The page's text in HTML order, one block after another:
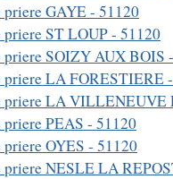
GAYE - 51120
ST LOUP - 51120
priere SOIZY AUX BOIS
priere LA FORESTIERE
priere LA
PEAS - 51120
OYES - 51120
priere NESLE LA